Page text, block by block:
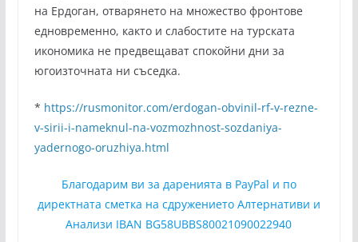
на Ердоган, отварянето на множество фронтове
едновременно, както и слабостите на турската
икономика не предвещават спокойни дни за
югоизточната ни съседка.
* https://rusmonitor.com/erdogan-obvinil-rf-v-rezne-
v-sirii-i-nameknul-na-vozmozhnost-sozdaniya-
yadernogo-oruzhiya.html
Благодарим ви за даренията в PayPal и по
директната сметка на сдружението Алтернативи и
Анализи IBAN BG58UBBS80021090022940